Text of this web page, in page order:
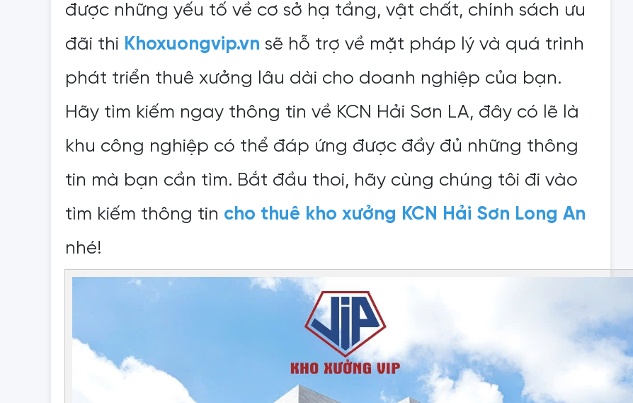
được những yếu tố về cơ sở hạ tầng, vật chất, chính sách ưu
đãi thi Khoxuongvip.vn sẽ hỗ trợ về mặt pháp lý và quá trình
phát triển thuê xưởng lâu dài cho doanh nghiệp của bạn.
Hãy tìm kiếm ngay thông tin về KCN Hải Sơn LA, đây có lẽ là
khu công nghiệp có thể đáp ứng được đầy đủ những thông
tin mà bạn cần tìm. Bắt đầu thoi, hãy cùng chúng tôi đi vào
tìm kiếm thông tin cho thuê kho xưởng KCN Hải Sơn Long An
nhé!